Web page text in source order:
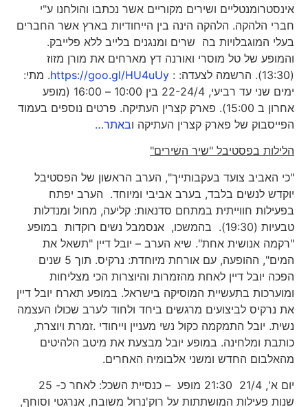
אינסטרומנטליים ושירים מקוריים אשר נכתבו והולחנו ע"י
חברי הלהקה. הלהקה הינה בין הייחודיות בארץ אשר החברים
בעלי המוגבלויות בה שרים ומנגנים בלייב ללא פלייבק.
והמופע של טל מוסרי ואורנה דץ מארחים את מורן מזוז
https://goo.gl/HU4uUy. מתי:
ימים שני עד רביעי, 22-24/4 בין 10:00 – 16:00 (מופע
אחרון ב 15:00). פארק קצרין העתיקה. פרטים נוספים בעמוד
הפייסבוק של פארק קצרין העתיקה ובאתר…
הלילות בפסטיבל "שיר השירים"
"כי האביב צועד בעקבותייך", הערב הראשון של הפסטיבל
יוקדש לנשים בלבד, בערב אביבי ומיוחד. הערב יפתח
בפעילות חווייתית במתחם סדנאות: קליעה, מחול ומנדלות
טבעיות (19:30). בהמשכו, אנסמבל נשים רוקדות במופע
"רקמה אנושית אחת". שיא הערב – יובל דיין "תשאל את
המים", ההופעה, עם אורחת מיוחדת: נרקיס. תוך 5 שנים
הפכה יובל דיין לאחת מהזמרות והיוצרות הכי מצליחות
ומוערכות בתעשיית המוסיקה בישראל. במופע תארח יובל דיין
את נרקיס לביצועים מרגשים ביחד ולחוד לערב שכולו העצמה
נשית. יובל התמקמה כקול נשי מעניין וייחודי .זמרת ויוצרת,
כותבת ומלחינה. במופע יובל מבצעת את מיטב הלהיטים
מהאלבום החדש ומשני אלבומיה האחרים.
יום א', 21/4 21:30 מופע – כנסיית השכל: לאחר כ- 25
שנות פעילות המושתתות על רוק'נרול משובח, אנרגטי וסוחף,